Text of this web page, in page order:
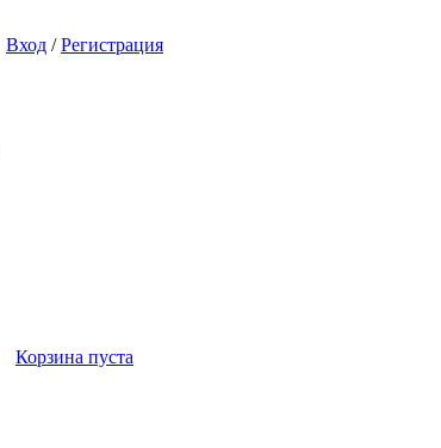
Вход /Регистрация
Корзина пуста